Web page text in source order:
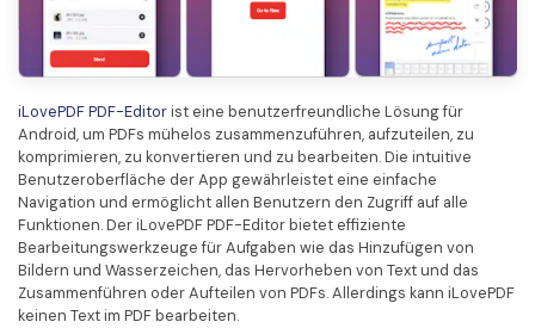
iLovePDF PDF-Editorist eine benutzerfreundliche Lösung für
Android, um PDFs mühelos zusammenzuführen, aufzuteilen, zu
komprimieren, zu konvertieren und zu bearbeiten. Die intuitive
Benutzeroberfläche der App gewährleistet eine einfache
Navigation und ermöglicht allen Benutzern den Zugriff auf alle
Funktionen. Der iLovePDF PDF-Editor bietet effiziente
Bearbeitungswerkzeuge für Aufgaben wie das Hinzufügen von
Bildern und Wasserzeichen, das Hervorheben von Text und das
Zusammenführen oder Aufteilen von PDFs. Allerdings kann iLovePDF
keinen Text im PDF bearbeiten.